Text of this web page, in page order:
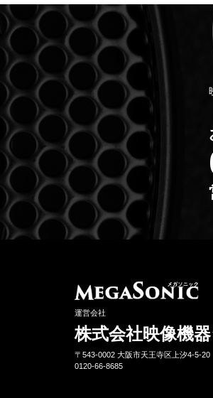
運営会社
株式会社映像機
〒543-0002 ⼤阪市天王寺区上汐4-5-20
0120-66-8685